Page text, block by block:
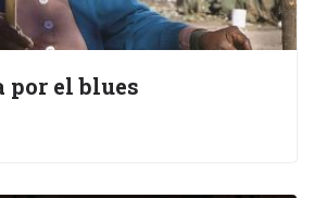
por el blues